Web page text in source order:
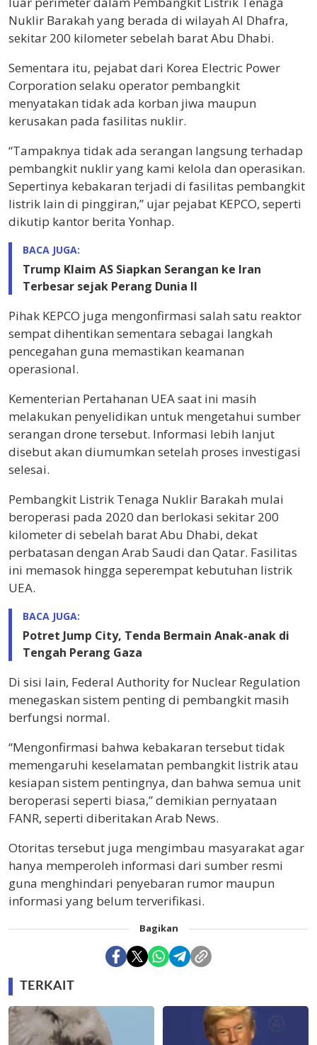
Nuklir Barakah yang berada di wilayah Al Dhafra,
sekitar 200 kilometer sebelah barat Abu Dhabi.
Sementara itu, pejabat dari Korea Electric Power
Corporation selaku operator pembangkit
menyatakan tidak ada korban jiwa maupun
kerusakan pada fasilitas nuklir.
“Tampaknya tidak ada serangan langsung terhadap
pembangkit nuklir yang kami kelola dan operasikan.
Sepertinya kebakaran terjadi di fasilitas pembangkit
listrik lain di pinggiran,” ujar pejabat KEPCO, seperti
dikutip kantor berita Yonhap.
BACA JUGA:
Trump Klaim AS Siapkan Serangan ke Iran
Terbesar sejak Perang Dunia II
Pihak KEPCO juga mengonfirmasi salah satu reaktor
sempat dihentikan sementara sebagai langkah
pencegahan guna memastikan keamanan
operasional.
Kementerian Pertahanan UEA saat ini masih
melakukan penyelidikan untuk mengetahui sumber
serangan drone tersebut. Informasi lebih lanjut
disebut akan diumumkan setelah proses investigasi
selesai.
Pembangkit Listrik Tenaga Nuklir Barakah mulai
beroperasi pada 2020 dan berlokasi sekitar 200
kilometer di sebelah barat Abu Dhabi, dekat
perbatasan dengan Arab Saudi dan Qatar. Fasilitas
ini memasok hingga seperempat kebutuhan listrik
UEA.
BACA JUGA:
Potret Jump City, Tenda Bermain Anak-anak di
Tengah Perang Gaza
Di sisi lain, Federal Authority for Nuclear Regulation
menegaskan sistem penting di pembangkit masih
berfungsi normal.
“Mengonfirmasi bahwa kebakaran tersebut tidak
memengaruhi keselamatan pembangkit listrik atau
kesiapan sistem pentingnya, dan bahwa semua unit
beroperasi seperti biasa,” demikian pernyataan
FANR, seperti diberitakan Arab News.
Otoritas tersebut juga mengimbau masyarakat agar
hanya memperoleh informasi dari sumber resmi
guna menghindari penyebaran rumor maupun
informasi yang belum terverifikasi.
Bagikan
TERKAIT